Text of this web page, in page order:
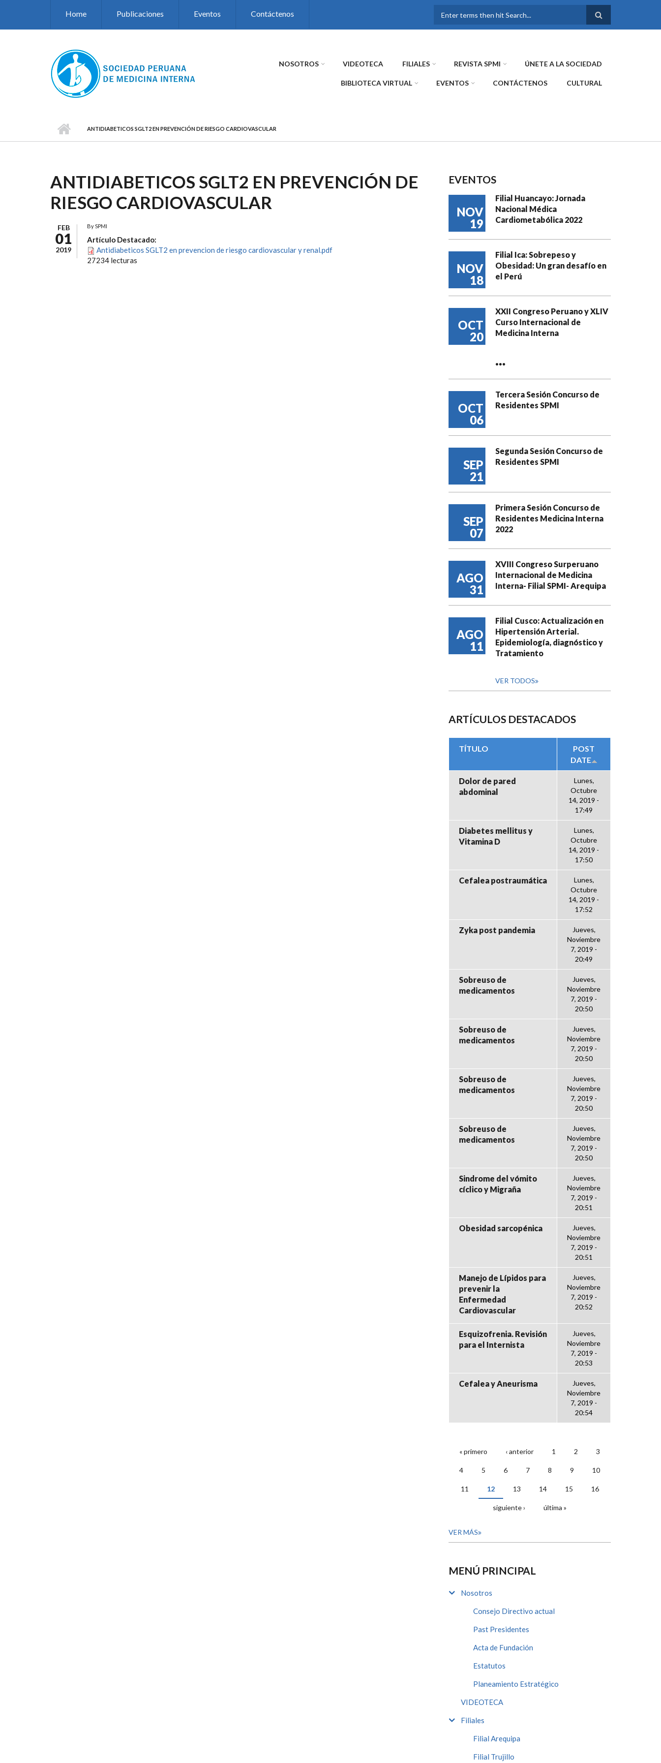
Home Publicaciones Eventos Contáctenos
FORMULARIO DE
NOSOTROS VIDEOTECA FILIALES REVISTA SPMI ÚNETE A LA SOCIEDAD
BIBLIOTECA VIRTUAL EVENTOS CONTÁCTENOS CULTURAL
ANTIDIABETICOS SGLT2 EN PREVENCIÓN DE RIESGO CARDIOVASCULAR
ANTIDIABETICOS SGLT2 EN PREVENCIÓN DE
RIESGO CARDIOVASCULAR
FEB
01
2019
BySPMI
Artículo Destacado:
Antidiabeticos SGLT2 en prevencion de riesgo cardiovascular y renal.pdf
27234 lecturas
EVENTOS
NOV
19
Filial Huancayo: Jornada
Nacional Médica
Cardiometabólica 2022
NOV
18
Filial Ica: Sobrepeso y
Obesidad: Un gran desafío en
el Perú
OCT
20
XXII Congreso Peruano y XLIV
Curso Internacional de
Medicina Interna
...
OCT
06
Tercera Sesión Concurso de
Residentes SPMI
SEP
21
Segunda Sesión Concurso de
Residentes SPMI
SEP
07
Primera Sesión Concurso de
Residentes Medicina Interna
2022
AGO
31
XVIII Congreso Surperuano
Internacional de Medicina
Interna- Filial SPMI- Arequipa
AGO
11
Filial Cusco: Actualización en
Hipertensión Arterial.
Epidemiología, diagnóstico y
Tratamiento
VER TODOS
ARTÍCULOS DESTACADOS
TÍTULO
POST
DATE
Dolor de pared
abdominal
Lunes,
Octubre
14, 2019 -
17:49
Diabetes mellitus y
Vitamina D
Lunes,
Octubre
14, 2019 -
17:50
Cefalea postraumática
Lunes,
Octubre
14, 2019 -
17:52
Zyka post pandemia
Jueves,
Noviembre
7, 2019 -
20:49
Sobreuso de
medicamentos
Jueves,
Noviembre
7, 2019 -
20:50
Sobreuso de
medicamentos
Jueves,
Noviembre
7, 2019 -
20:50
Sobreuso de
medicamentos
Jueves,
Noviembre
7, 2019 -
20:50
Sobreuso de
medicamentos
Jueves,
Noviembre
7, 2019 -
20:50
Sindrome del vómito
cíclico y Migraña
Jueves,
Noviembre
7, 2019 -
20:51
Obesidad sarcopénica
Jueves,
Noviembre
7, 2019 -
20:51
Manejo de Lípidos para
prevenir la
Enfermedad
Cardiovascular
Jueves,
Noviembre
7, 2019 -
20:52
Esquizofrenia. Revisión
para el Internista
Jueves,
Noviembre
7, 2019 -
20:53
Cefalea y Aneurisma
Jueves,
Noviembre
7, 2019 -
20:54
PÁGINAS
« primero ‹ anterior 1 2 3
4 5 6 7 8 9 10
11 12 13 14 15 16
siguiente › última »
VER MÁS
MENÚ PRINCIPAL
Nosotros
Consejo Directivo actual
Past Presidentes
Acta de Fundación
Estatutos
Planeamiento Estratégico
VIDEOTECA
Filiales
Filial Arequipa
Filial Trujillo